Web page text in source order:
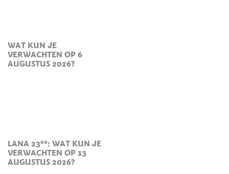
WAT KUN JE
VERWACHTEN OP 6
AUGUSTUS 2026?
LANA 23°°: WAT KUN JE
VERWACHTEN OP 13
AUGUSTUS 2026?